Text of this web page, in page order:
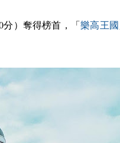
分）奪得榜首，「樂高王國